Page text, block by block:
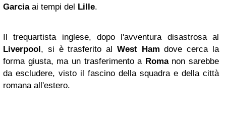
Garciaai tempi del Lille.
Il trequartista inglese, dopo l'avventura disastrosa al
Liverpool, si è trasferito al West Ham dove cerca la
forma giusta, ma un trasferimento a Romanon sarebbe
da escludere, visto il fascino della squadra e della città
romana all'estero.